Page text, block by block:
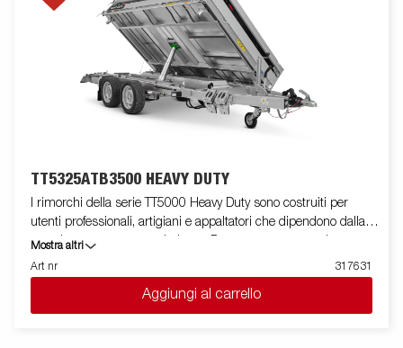
TT5325ATB3500 HEAVY DUTY
I rimorchi della serie TT5000 Heavy Duty sono costruiti per
utenti professionali, artigiani e appaltatori che dipendono dalla
propria attrezzatura ogni giorno. Progettato per garantire
massima durata e affidabilità, il TT5000 Heavy Duty è dotato di
un esclusivo telaio tubolare Heavy Duty in acciaio ad alta
resistenza, che offre una robustezza eccezionale per un utilizzo
professionale intensivo. Costruito per capacità e resistenza,
Mostra altri
Art nr
317631
Aggiungi al carrello